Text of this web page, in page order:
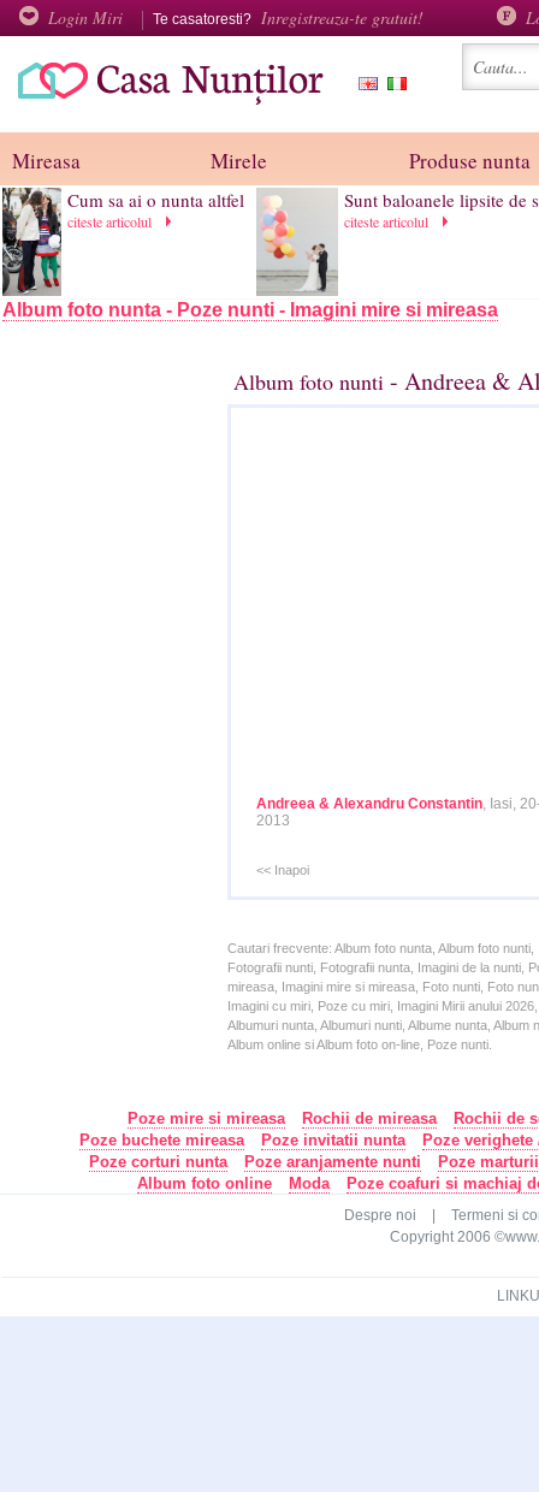
Login Miri Te casatoresti? Inregistreaza-te gratuit!
Mireasa Mirele Produse nunta
Cum sa ai o nunta altfel
citeste articolul
Sunt baloanele lipsite de
citeste articolul
Album foto nunta - Poze nunti - Imagini mire si mireasa
Album foto nunti - Andreea &
Andreea & Alexandru Constantin, Iasi,
2013
<< Inapoi
Cautari frecvente: Album foto nunta, Album foto
Fotografii nunti, Fotografii nunta, Imagini de la nunti,
mireasa, Imagini mire si mireasa, Foto nunti, Foto
Imagini cu miri, Poze cu miri, Imagini Mirii anului
Albumuri nunta, Albumuri nunti, Albume nunta,
Album online si Album foto on-line, Poze nunti.
Poze mire si mireasa Rochii de mireasa
Rochii de
Poze buchete mireasa
Poze invitatii nunta
Poze
Poze corturi nunta
Poze aranjamente nunti
Poze
Album foto online
Moda Poze coafuri si machiaj
Despre noi
Termeni si
Copyright 2006